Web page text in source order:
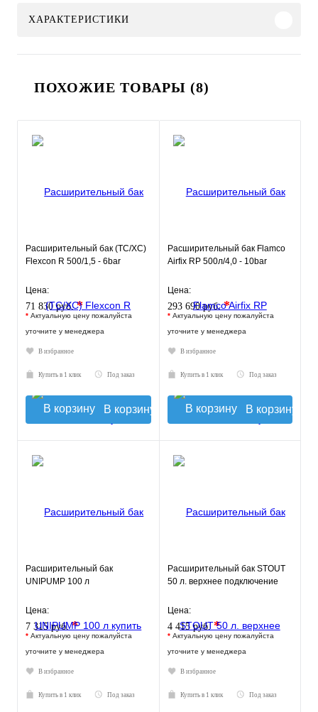
ХАРАКТЕРИСТИКИ
ПОХОЖИЕ ТОВАРЫ (8)
Расширительный бак (ТС/ХС)
Flexcon R 500/1,5 - 6bar
Цена:
71 830 руб.*
* Актуальную цену пожалуйста
уточните у менеджера
В избранное
Купить в 1 клик Под заказ
В корзину
Расширительный бак Flamco
Airfix RP 500л/4,0 - 10bar
Цена:
293 690 руб.*
* Актуальную цену пожалуйста
уточните у менеджера
В избранное
Купить в 1 клик Под заказ
В корзину
Расширительный бак
UNIPUMP 100 л
Цена:
7 315 руб.*
* Актуальную цену пожалуйста
уточните у менеджера
В избранное
Купить в 1 клик Под заказ
Расширительный бак STOUT
50 л. верхнее подключение
Цена:
4 415 руб. *
* Актуальную цену пожалуйста
уточните у менеджера
В избранное
Купить в 1 клик Под заказ